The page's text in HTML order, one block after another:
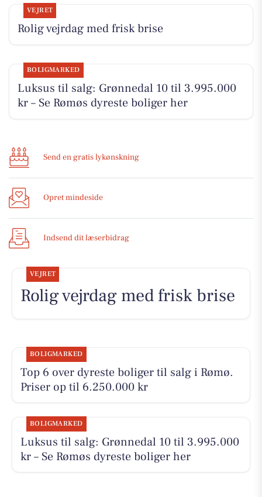
VEJRET
Rolig vejrdag med frisk brise
BOLIGMARKED
Luksus til salg: Grønnedal 10 til 3.995.000
kr – Se Rømøs dyreste boliger her
Send en gratis lykønskning
Opret mindeside
Indsend dit læserbidrag
VEJRET
Rolig vejrdag med frisk brise
BOLIGMARKED
Top 6 over dyreste boliger til salg i Rømø.
Priser op til 6.250.000 kr
BOLIGMARKED
Luksus til salg: Grønnedal 10 til 3.995.000
kr – Se Rømøs dyreste boliger her